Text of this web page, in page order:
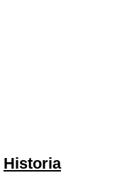
Historia